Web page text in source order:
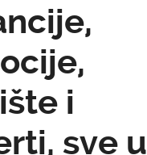
i
sve u